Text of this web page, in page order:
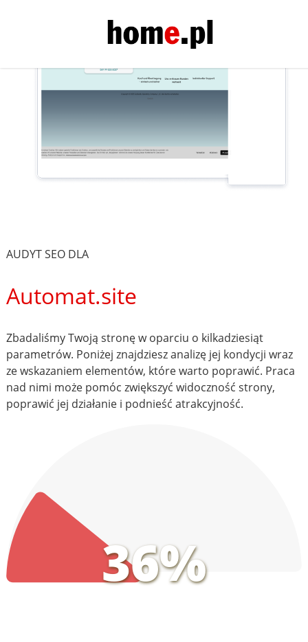
AUDYT SEO DLA
Automat.site
Zbadaliśmy Twoją stronę w oparciu o kilkadziesiąt
parametrów. Poniżej znajdziesz analizę jej kondycji wraz
ze wskazaniem elementów, które warto poprawić. Praca
nad nimi może pomóc zwiększyć widoczność strony,
poprawić jej działanie i podnieść atrakcyjność.
36%